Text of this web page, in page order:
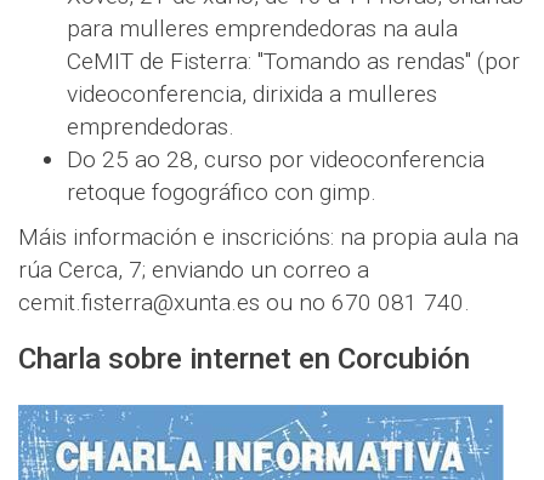
para mulleres emprendedoras na aula
CeMIT de Fisterra: "Tomando as rendas" (por
videoconferencia, dirixida a mulleres
emprendedoras.
Do 25 ao 28, curso por videoconferencia
retoque fogográfico con gimp.
Máis información e inscricións: na propia aula na
rúa Cerca, 7; enviando un correo a
cemit.fisterra@xunta.es ou no 670 081 740.
Charla sobre internet en Corcubión